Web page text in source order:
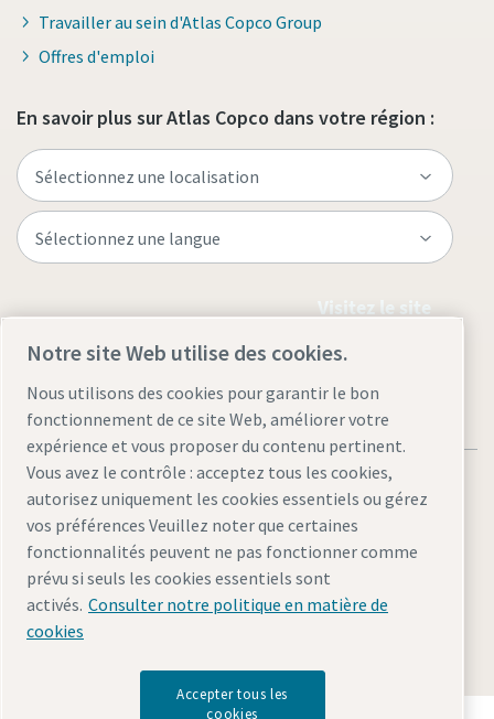
Travailler au sein d'Atlas Copco Group
Offres d'emploi
En savoir plus sur Atlas Copco dans votre région :
Visitez le site
Mentions légales et politique de confidentialité
Gérer les cookiesAccessibilitéPlan du site
© 2026 Atlas Copco AB
Notre site Web utilise des cookies.
Nous utilisons des cookies pour garantir le bon
fonctionnement de ce site Web, améliorer votre
expérience et vous proposer du contenu pertinent.
Vous avez le contrôle : acceptez tous les cookies,
autorisez uniquement les cookies essentiels ou gérez
vos préférences Veuillez noter que certaines
fonctionnalités peuvent ne pas fonctionner comme
prévu si seuls les cookies essentiels sont
activés. Consulter notre politique en matière de
cookies
Accepter tous les
cookies